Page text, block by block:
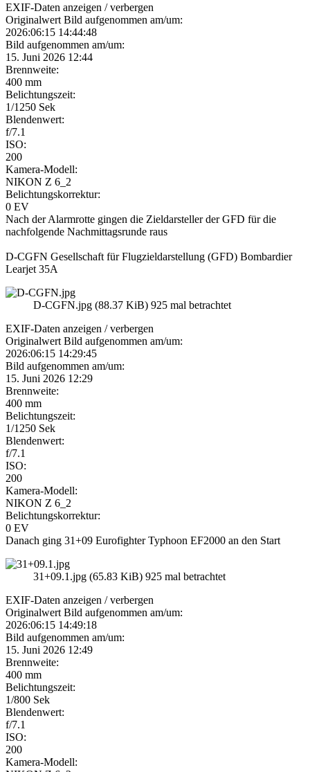
EXIF-Daten anzeigen / verbergen
Originalwert Bild aufgenommen am/um:
2026:06:15 14:44:48
Bild aufgenommen am/um:
15. Juni 2026 12:44
Brennweite:
400 mm
Belichtungszeit:
1/1250 Sek
Blendenwert:
f/7.1
ISO:
200
Kamera-Modell:
NIKON Z 6_2
Belichtungskorrektur:
0 EV
Nach der Alarmrotte gingen die Zieldarsteller der GFD für die
nachfolgende Nachmittagsrunde raus
D-CGFN Gesellschaft für Flugzieldarstellung (GFD) Bombardier
Learjet 35A
D-CGFN.jpg (88.37 KiB) 925 mal betrachtet
EXIF-Daten anzeigen / verbergen
Originalwert Bild aufgenommen am/um:
2026:06:15 14:29:45
Bild aufgenommen am/um:
15. Juni 2026 12:29
Brennweite:
400 mm
Belichtungszeit:
1/1250 Sek
Blendenwert:
f/7.1
ISO:
200
Kamera-Modell:
NIKON Z 6_2
Belichtungskorrektur:
0 EV
Danach ging 31+09 Eurofighter Typhoon EF2000 an den Start
31+09.1.jpg (65.83 KiB) 925 mal betrachtet
EXIF-Daten anzeigen / verbergen
Originalwert Bild aufgenommen am/um:
2026:06:15 14:49:18
Bild aufgenommen am/um:
15. Juni 2026 12:49
Brennweite:
400 mm
Belichtungszeit:
1/800 Sek
Blendenwert:
f/7.1
ISO:
200
Kamera-Modell: